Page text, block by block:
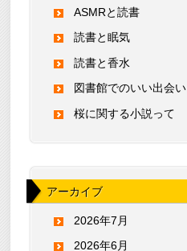
ASMRと読書
読書と眠気
読書と香水
図書館でのいい出会い
桜に関する小説って
アーカイブ
2026年7月
2026年6月